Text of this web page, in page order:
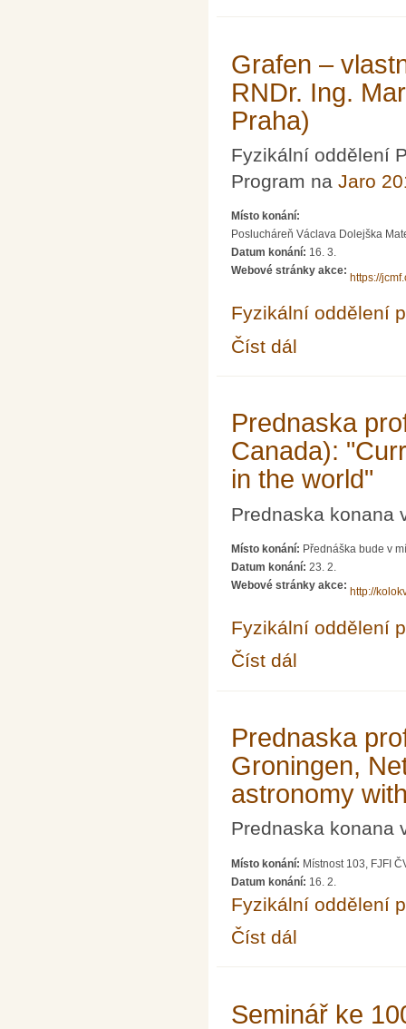
Grafen –
RNDr. Ing.
Praha)
Fyzikální oddělení
Program na Jaro
Místo konání:
Poslucháreň Václava Dolejška
Datum konání: 16. 3.
Webové stránky akce:
https://
Fyzikální oddělení
Číst dál
Prednaska
Canada):
in the world"
Prednaska konana
Místo konání: Přednáška bude v
Datum konání: 23. 2.
Webové stránky akce:
http://
Fyzikální oddělení
Číst dál
Prednaska
Groningen,
astronomy
Prednaska konana
Místo konání: Místnost 103, FJFI
Datum konání: 16. 2.
Fyzikální oddělení
Číst dál
Seminář ke